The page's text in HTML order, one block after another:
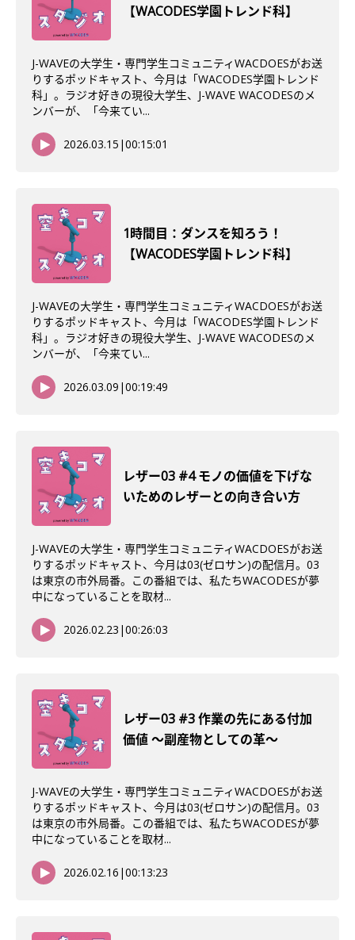
【WACODES学園トレンド科】
J-WAVEの大学生・専門学生コミュニティWACDOESがお送
りするポッドキャスト、今月は「WACODES学園トレンド
科」。ラジオ好きの現役大学生、J-WAVE WACODESのメ
ンバーが、「今来てい...
2026.03.15 |00:15:01
1時間目：ダンスを知ろう！
【WACODES学園トレンド科】
J-WAVEの大学生・専門学生コミュニティWACDOESがお送
りするポッドキャスト、今月は「WACODES学園トレンド
科」。ラジオ好きの現役大学生、J-WAVE WACODESのメ
ンバーが、「今来てい...
2026.03.09 |00:19:49
レザー03 #4 モノの価値を下げな
いためのレザーとの向き合い方
J-WAVEの大学生・専門学生コミュニティWACDOESがお送
りするポッドキャスト、今月は03(ゼロサン)の配信月。03
は東京の市外局番。この番組では、私たちWACODESが夢
中になっていることを取材...
2026.02.23 |00:26:03
レザー03 #3 作業の先にある付加
価値 〜副産物としての革〜
J-WAVEの大学生・専門学生コミュニティWACDOESがお送
りするポッドキャスト、今月は03(ゼロサン)の配信月。03
は東京の市外局番。この番組では、私たちWACODESが夢
中になっていることを取材...
2026.02.16 |00:13:23